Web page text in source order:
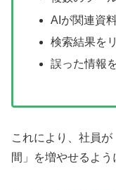
AIが関連資
検索結果を
誤った情報
これにより、社員
間」を増やせるよう